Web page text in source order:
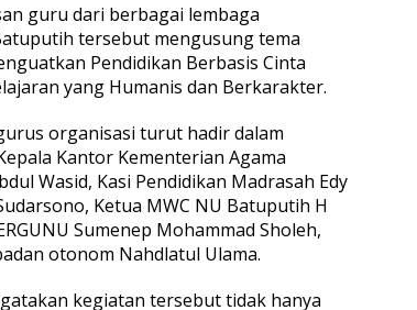
guru dari berbagai lembaga
tersebut mengusung tema
Pendidikan Berbasis Cinta
yang Humanis dan Berkarakter.
organisasi turut hadir dalam
Kantor Kementerian Agama
Wasid, Kasi Pendidikan Madrasah Edy
Ketua MWC NU Batuputih H
Sumenep Mohammad Sholeh,
otonom Nahdlatul Ulama.
kegiatan tersebut tidak hanya